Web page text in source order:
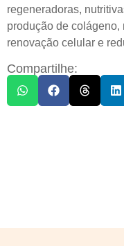
regeneradoras,
produção de
renovação celular e
Compartilhe: